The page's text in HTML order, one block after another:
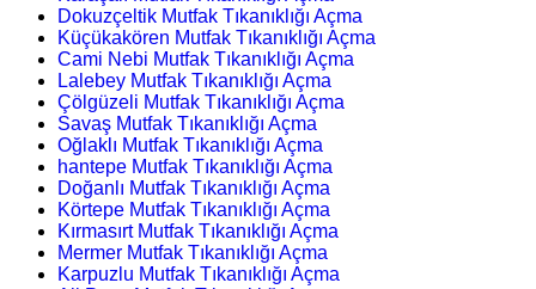
Dokuzçeltik Mutfak Tıkanıklığı Açma
Küçükakören Mutfak Tıkanıklığı Açma
Cami Nebi Mutfak Tıkanıklığı Açma
Lalebey Mutfak Tıkanıklığı Açma
Çölgüzeli Mutfak Tıkanıklığı Açma
Savaş Mutfak Tıkanıklığı Açma
Oğlaklı Mutfak Tıkanıklığı Açma
hantepe Mutfak Tıkanıklığı Açma
Doğanlı Mutfak Tıkanıklığı Açma
Körtepe Mutfak Tıkanıklığı Açma
Kırmasırt Mutfak Tıkanıklığı Açma
Mermer Mutfak Tıkanıklığı Açma
Karpuzlu Mutfak Tıkanıklığı Açma